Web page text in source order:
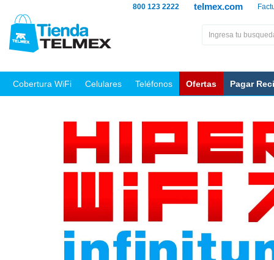
telmex.com
800 123 2222
Cobertura WiFi Celulares Teléfonos Ofertas Pagar